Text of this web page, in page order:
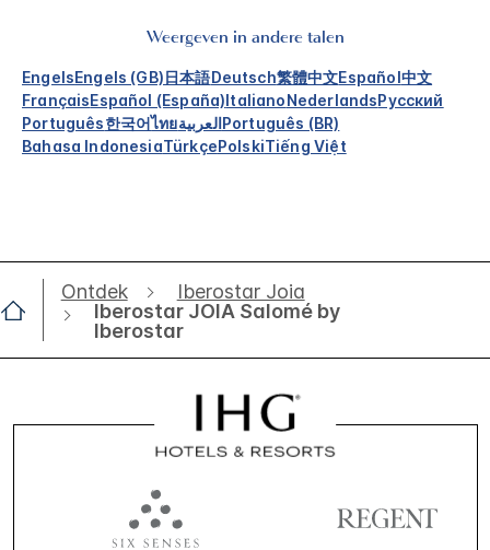
Weergeven in andere talen
EngelsEngels (GB)日本語Deutsch繁體中文Español中文
FrançaisEspañol (España)ItalianoNederlandsРусский
Português한국어ไทยالعربيةPortuguês (BR)
Bahasa IndonesiaTürkçePolskiTiếng Việt
Ontdek
Iberostar Joia
Iberostar JOIA Salomé by
Iberostar